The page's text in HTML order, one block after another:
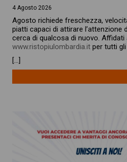
4 Agosto 2026
Agosto richiede freschezza,
piatti capaci di attirare l’attenzione
cerca di qualcosa di nuovo. Affidati
www.ristopiulombardia.it per tutti
[…]